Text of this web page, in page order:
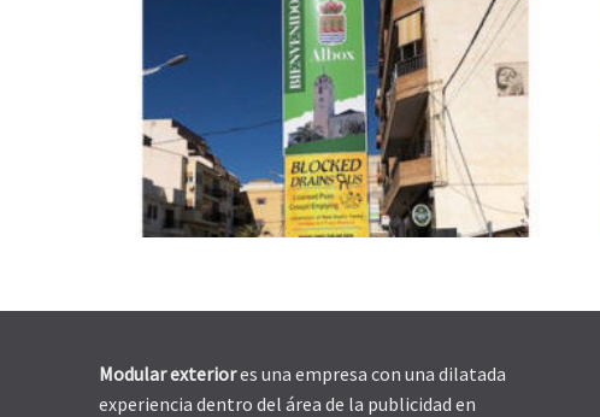
Modular exteriores una empresa con una dilatada
experiencia dentro del área de la publicidad en